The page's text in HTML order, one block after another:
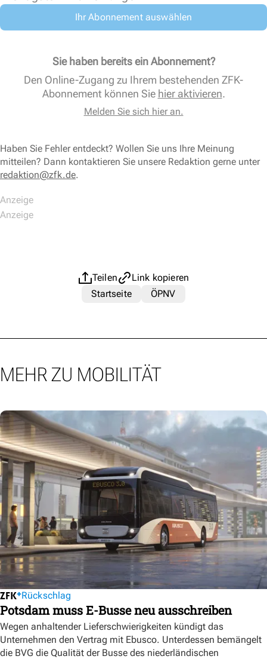
Ihr Abonnement auswählen
Sie haben bereits ein Abonnement?
Den Online-Zugang zu Ihrem bestehenden ZFK-
Abonnement können Sie hier aktivieren.
Melden Sie sich hier an.
Haben Sie Fehler entdeckt? Wollen Sie uns Ihre Meinung
mitteilen? Dann kontaktieren Sie unsere Redaktion gerne unter
redaktion@zfk.de.
Teilen
Link kopieren
Startseite
ÖPNV
MEHR ZU MOBILITÄT
Rückschlag
Potsdam muss E-Busse neu ausschreiben
Wegen anhaltender Lieferschwierigkeiten kündigt das
Unternehmen den Vertrag mit Ebusco. Unterdessen bemängelt
die BVG die Qualität der Busse des niederländischen